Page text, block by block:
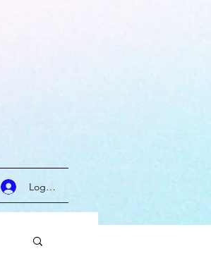
Logga in